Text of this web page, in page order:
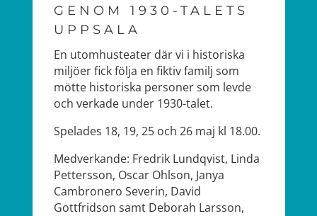
GENOM 1930-TALETS
UPPSALA
En utomhusteater där vi i historiska
miljöer fick följa en fiktiv familj som
mötte historiska personer som levde
och verkade under 1930-talet.
Spelades 18, 19, 25 och 26 maj kl 18.00.
Medverkande: Fredrik Lundqvist, Linda
Pettersson, Oscar Ohlson, Janya
Cambronero Severin, David
Gottfridson samt Deborah Larsson,